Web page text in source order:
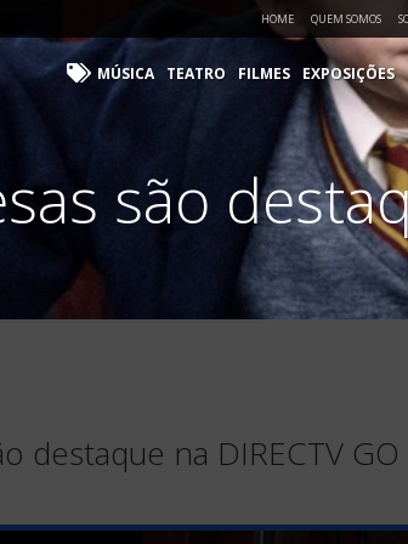
HOME QUEM SOMOS
MÚSICA TEATRO FILMES EXPOSIÇÕES
são
destaque na DIRECTV GO